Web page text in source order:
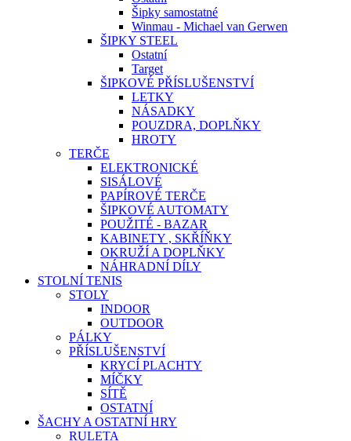
Šipky samostatné
Winmau - Michael van Gerwen
ŠIPKY STEEL
Ostatní
Target
ŠIPKOVÉ PŘÍSLUŠENSTVÍ
LETKY
NÁSADKY
POUZDRA, DOPLŇKY
HROTY
TERČE
ELEKTRONICKÉ
SISÁLOVÉ
PAPÍROVÉ TERČE
ŠIPKOVÉ AUTOMATY
POUŽITÉ - BAZAR
KABINETY , SKŘÍŇKY
OKRUŽÍ A DOPLŇKY
NÁHRADNÍ DÍLY
STOLNÍ TENIS
STOLY
INDOOR
OUTDOOR
PÁLKY
PŘÍSLUŠENSTVÍ
KRYCÍ PLACHTY
MÍČKY
SÍTĚ
OSTATNÍ
ŠACHY A OSTATNÍ HRY
RULETA